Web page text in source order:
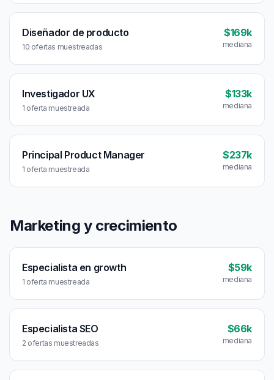
Diseñador de producto
10 ofertas muestreadas
$169k
mediana
Investigador UX
1 oferta muestreada
$133k
mediana
Principal Product Manager
1 oferta muestreada
$237k
mediana
Marketing y crecimiento
Especialista en growth
1 oferta muestreada
$59k
mediana
Especialista SEO
2 ofertas muestreadas
$66k
mediana